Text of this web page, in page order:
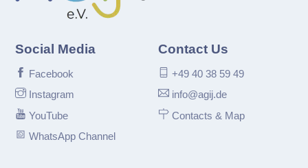
Social Media
Facebook
Instagram
YouTube
WhatsApp Channel
Contact Us
+49 40 38 59 49
info@agij.de
Contacts & Map